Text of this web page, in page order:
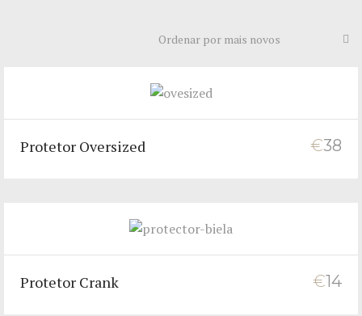
Protetor Oversized €38
Protetor Crank €14